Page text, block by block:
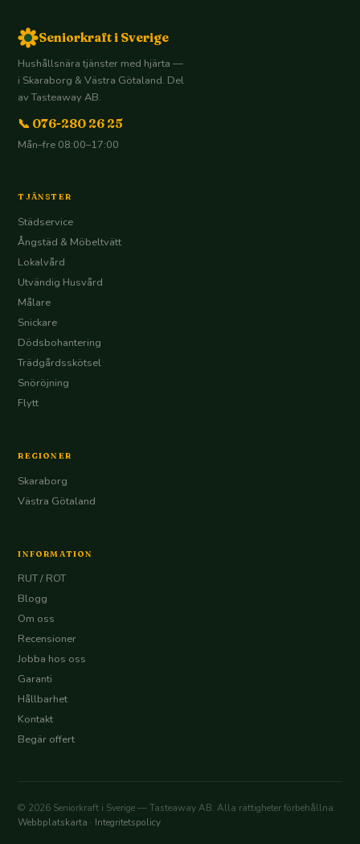
Seniorkraft i Sverige
Hushållsnära tjänster med hjärta —
i Skaraborg & Västra Götaland. Del
av Tasteaway AB.
📞 076-280 26 25
Mån–fre 08:00–17:00
TJÄNSTER
Städservice
Ångstäd & Möbeltvätt
Lokalvård
Utvändig Husvård
Målare
Snickare
Dödsbohantering
Trädgårdsskötsel
Snöröjning
Flytt
REGIONER
Skaraborg
Västra Götaland
INFORMATION
RUT / ROT
Blogg
Om oss
Recensioner
Jobba hos oss
Garanti
Hållbarhet
Kontakt
Begär offert
© 2026 Seniorkraft i Sverige — Tasteaway AB. Alla rättigheter förbehållna.
Webbplatskarta · Integritetspolicy